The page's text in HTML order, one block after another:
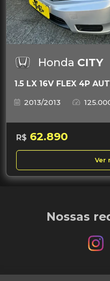
Honda CITY
1.5 LX 16V FLEX 4P
2013/2013
R$ 62.890
Ver
Nossas